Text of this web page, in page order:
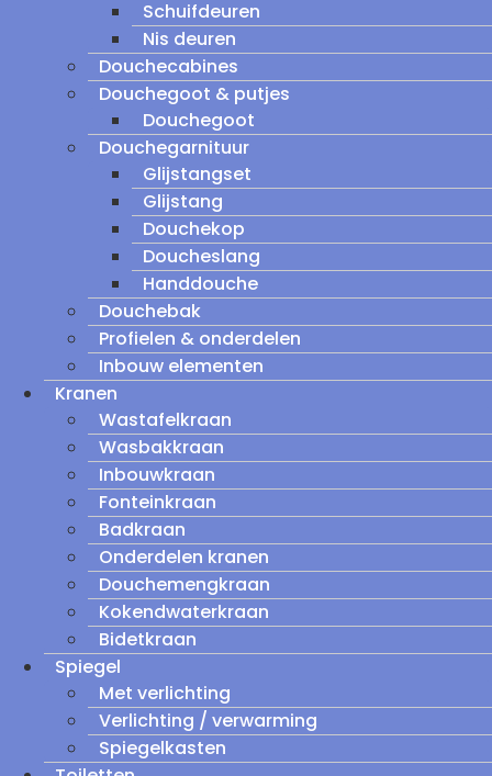
Schuifdeuren
Nis deuren
Douchecabines
Douchegoot & putjes
Douchegoot
Douchegarnituur
Glijstangset
Glijstang
Douchekop
Doucheslang
Handdouche
Douchebak
Profielen & onderdelen
Inbouw elementen
Kranen
Wastafelkraan
Wasbakkraan
Inbouwkraan
Fonteinkraan
Badkraan
Onderdelen kranen
Douchemengkraan
Kokendwaterkraan
Bidetkraan
Spiegel
Met verlichting
Verlichting / verwarming
Spiegelkasten